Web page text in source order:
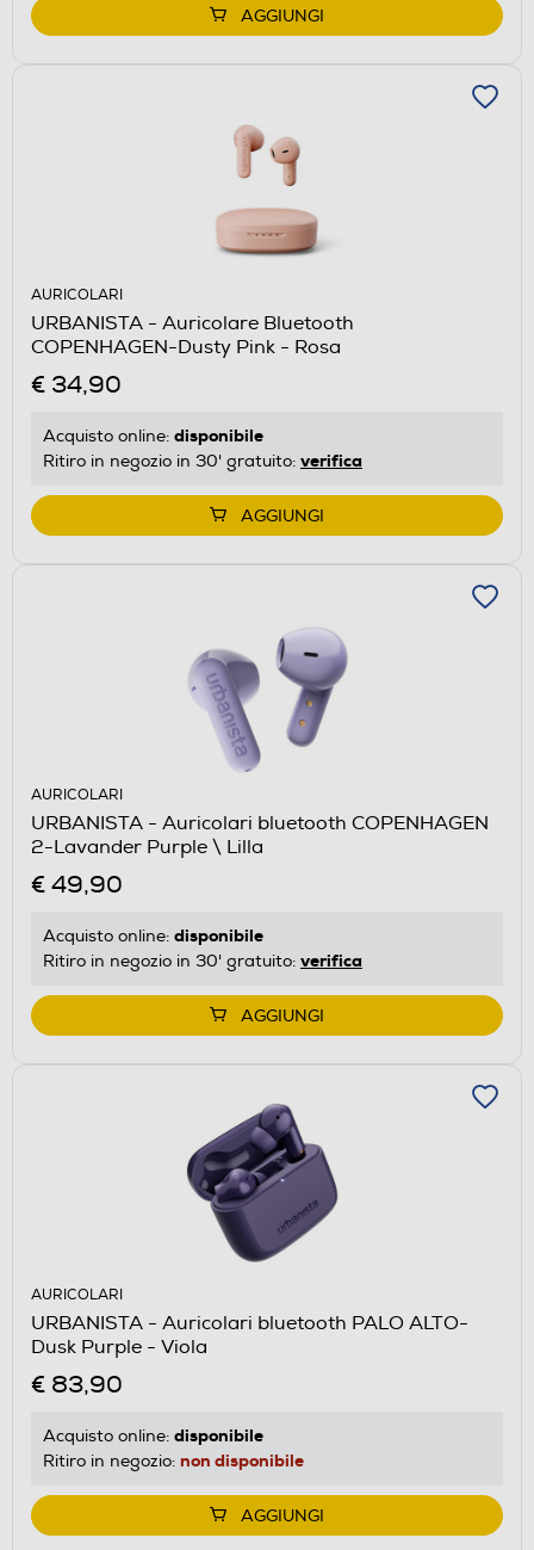
AGGIUNGI
AURICOLARI
URBANISTA - Auricolare Bluetooth
COPENHAGEN-Dusty Pink - Rosa
€ 34,90
Acquisto online: disponibile
Ritiro in negozio in 30' gratuito: verifica
AGGIUNGI
AURICOLARI
URBANISTA - Auricolari bluetooth COPENHAGEN
2-Lavander Purple \ Lilla
€ 49,90
Acquisto online: disponibile
Ritiro in negozio in 30' gratuito: verifica
AGGIUNGI
AURICOLARI
URBANISTA - Auricolari bluetooth PALO ALTO-
Dusk Purple - Viola
€ 83,90
Acquisto online: disponibile
Ritiro in negozio: non disponibile
AGGIUNGI